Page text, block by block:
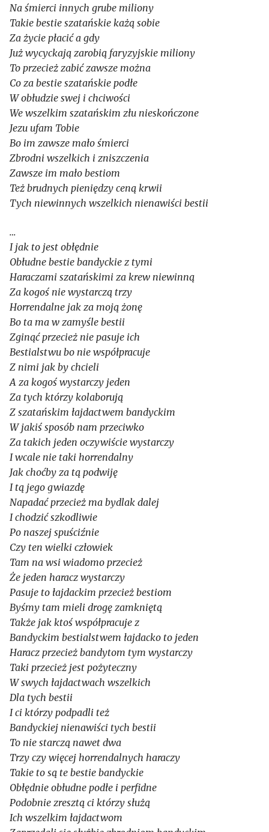
Na śmierci innych grube miliony
Takie bestie szatańskie każą sobie
Za życie płacić a gdy
Już wycyckają zarobią faryzyjskie miliony
To przecież zabić zawsze można
Co za bestie szatańskie podłe
W obłudzie swej i chciwości
We wszelkim szatańskim złu nieskończone
Jezu ufam Tobie
Bo im zawsze mało śmierci
Zbrodni wszelkich i zniszczenia
Zawsze im mało bestiom
Też brudnych pieniędzy ceną krwii
Tych niewinnych wszelkich nienawiści bestii
…
I jak to jest obłędnie
Obłudne bestie bandyckie z tymi
Haraczami szatańskimi za krew niewinną
Za kogoś nie wystarczą trzy
Horrendalne jak za moją żonę
Bo ta ma w zamyśle bestii
Zginąć przecież nie pasuje ich
Bestialstwu bo nie współpracuje
Z nimi jak by chcieli
A za kogoś wystarczy jeden
Za tych którzy kolaborują
Z szatańskim łajdactwem bandyckim
W jakiś sposób nam przeciwko
Za takich jeden oczywiście wystarczy
I wcale nie taki horrendalny
Jak choćby za tą podwiję
I tą jego gwiazdę
Napadać przecież ma bydlak dalej
I chodzić szkodliwie
Po naszej spuściźnie
Czy ten wielki człowiek
Tam na wsi wiadomo przecież
Że jeden haracz wystarczy
Pasuje to łajdackim przecież bestiom
Byśmy tam mieli drogę zamkniętą
Także jak ktoś współpracuje z
Bandyckim bestialstwem łajdacko to jeden
Haracz przecież bandytom tym wystarczy
Taki przecież jest pożyteczny
W swych łajdactwach wszelkich
Dla tych bestii
I ci którzy podpadli też
Bandyckiej nienawiści tych bestii
To nie starczą nawet dwa
Trzy czy więcej horrendalnych haraczy
Takie to są te bestie bandyckie
Obłędnie obłudne podłe i perfidne
Podobnie zresztą ci którzy służą
Ich wszelkim łajdactwom